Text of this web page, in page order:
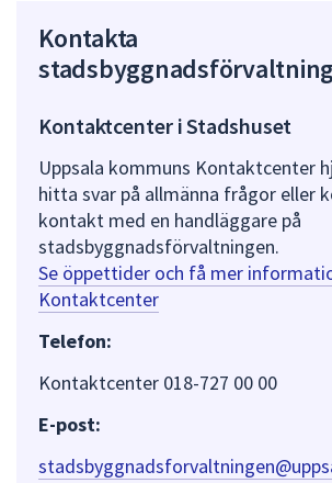
Kontakta
Kontaktcenter i Stadshuset
Uppsala kommuns Kontaktcenter
hitta svar på allmänna frågor eller
kontakt med en handläggare på
stadsbyggnadsförvaltningen.
Se öppettider och få mer
Kontaktcenter
Telefon:
Kontaktcenter 018-727 00 00
E-post: